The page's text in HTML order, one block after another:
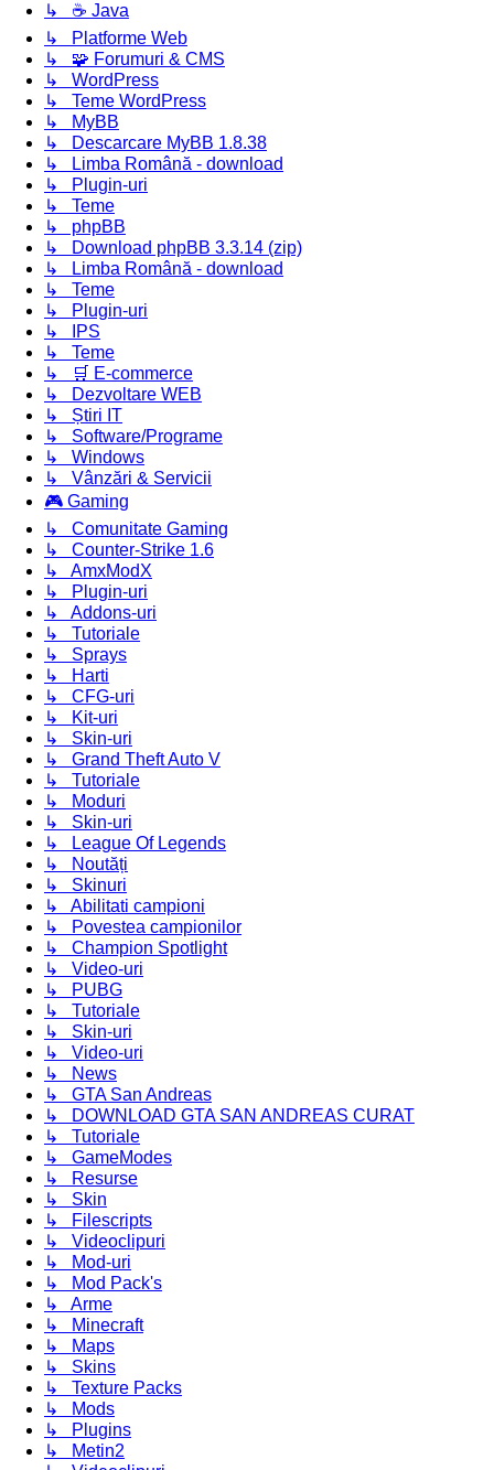
↳ ☕ Java
↳ Platforme Web
↳ 🧩 Forumuri & CMS
↳ WordPress
↳ Teme WordPress
↳ MyBB
↳ Descarcare MyBB 1.8.38
↳ Limba Română - download
↳ Plugin-uri
↳ Teme
↳ phpBB
↳ Download phpBB 3.3.14 (zip)
↳ Limba Română - download
↳ Teme
↳ Plugin-uri
↳ IPS
↳ Teme
↳ 🛒 E-commerce
↳ Dezvoltare WEB
↳ Știri IT
↳ Software/Programe
↳ Windows
↳ Vânzări & Servicii
🎮 Gaming
↳ Comunitate Gaming
↳ Counter-Strike 1.6
↳ AmxModX
↳ Plugin-uri
↳ Addons-uri
↳ Tutoriale
↳ Sprays
↳ Harti
↳ CFG-uri
↳ Kit-uri
↳ Skin-uri
↳ Grand Theft Auto V
↳ Tutoriale
↳ Moduri
↳ Skin-uri
↳ League Of Legends
↳ Noutăți
↳ Skinuri
↳ Abilitati campioni
↳ Povestea campionilor
↳ Champion Spotlight
↳ Video-uri
↳ PUBG
↳ Tutoriale
↳ Skin-uri
↳ Video-uri
↳ News
↳ GTA San Andreas
↳ DOWNLOAD GTA SAN ANDREAS CURAT
↳ Tutoriale
↳ GameModes
↳ Resurse
↳ Skin
↳ Filescripts
↳ Videoclipuri
↳ Mod-uri
↳ Mod Pack's
↳ Arme
↳ Minecraft
↳ Maps
↳ Skins
↳ Texture Packs
↳ Mods
↳ Plugins
↳ Metin2